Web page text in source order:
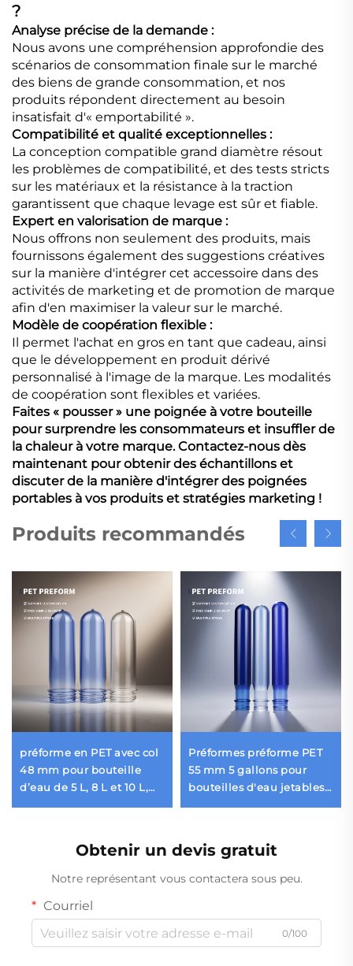
?
Analyse précise de la demande :
Nous avons une compréhension approfondie des
scénarios de consommation finale sur le marché
des biens de grande consommation, et nos
produits répondent directement au besoin
insatisfait d'« emportabilité ».
Compatibilité et qualité exceptionnelles :
La conception compatible grand diamètre résout
les problèmes de compatibilité, et des tests stricts
sur les matériaux et la résistance à la traction
garantissent que chaque levage est sûr et fiable.
Expert en valorisation de marque :
Nous offrons non seulement des produits, mais
fournissons également des suggestions créatives
sur la manière d'intégrer cet accessoire dans des
activités de marketing et de promotion de marque
afin d'en maximiser la valeur sur le marché.
Modèle de coopération flexible :
Il permet l'achat en gros en tant que cadeau, ainsi
que le développement en produit dérivé
personnalisé à l'image de la marque. Les modalités
de coopération sont flexibles et variées.
Faites « pousser » une poignée à votre bouteille
pour surprendre les consommateurs et insuffler de
la chaleur à votre marque. Contactez-nous dès
maintenant pour obtenir des échantillons et
discuter de la manière d'intégrer des poignées
portables à vos produits et stratégies marketing !
Produits recommandés
préforme en PET avec col
48 mm pour bouteille
d’eau de 5 L, 8 L et 10 L,
poids de 70 g à 180 g
Préformes préforme PET
55 mm 5 gallons pour
bouteilles d'eau jetables
Obtenir un devis gratuit
Notre représentant vous contactera sous peu.
Courriel
0/100